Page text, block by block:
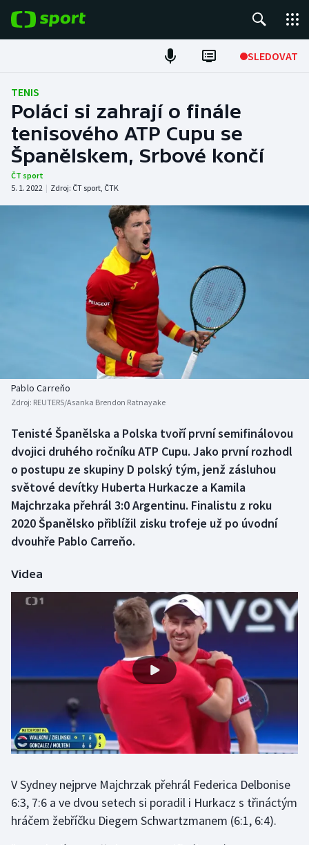
SLEDOVAT
Fotbal
Hokej
Tenis
Atletika
Americký fotbal
Baseball a softbal
Biatlon
Box
Curling
Dostihy
Házená
Jezdectví
Judo
Krasobruslení
Lezení
NEPŘEHLÉDNĚTE
Historické návraty
Aplikace ČT sport
TENIS
Poláci si zahrají o finále
tenisového ATP Cupu se
Španělskem, Srbové končí
ČT sport
5. 1. 2022 | Zdroj: ČT sport, ČTK
Pablo Carreňo
Zdroj: REUTERS/Asanka Brendon Ratnayake
Tenisté Španělska a Polska tvoří první semifinálovou
dvojici druhého ročníku ATP Cupu. Jako první rozhodl
o postupu ze skupiny D polský tým, jenž zásluhou
světové devítky Huberta Hurkacze a Kamila
Majchrzaka přehrál 3:0 Argentinu. Finalistu z roku
2020 Španělsko přiblížil zisku trofeje už po úvodní
dvouhře Pablo Carreňo.
Videa
V Sydney nejprve Majchrzak přehrál Federica Delbonise
6:3, 7:6 a ve dvou setech si poradil i Hurkacz s třináctým
hráčem žebříčku Diegem Schwartzmanem (6:1, 6:4).